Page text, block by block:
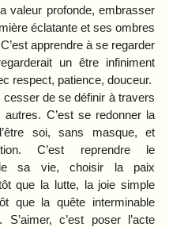
valeur profonde, embrasser
éclatante et ses ombres
apprendre à se regarder
un être infiniment
respect, patience, douceur.
cesser de se définir à travers
autres. C’est se redonner la
soi, sans masque, et
C’est reprendre le
sa vie, choisir la paix
que la lutte, la joie simple
que la quête interminable
S’aimer, c’est poser l’acte